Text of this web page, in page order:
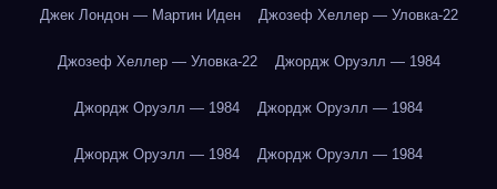
Джек Лондон — Мартин Иден Джозеф Хеллер — Уловка-22
Джозеф Хеллер — Уловка-22 Джордж Оруэлл — 1984
Джордж Оруэлл — 1984 Джордж Оруэлл — 1984
Джордж Оруэлл — 1984 Джордж Оруэлл — 1984